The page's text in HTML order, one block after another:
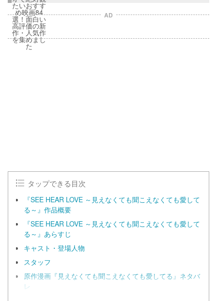
AD
タップできる目次
『SEE HEAR LOVE ～見えなくても聞こえなくても愛して
る～』作品概要
『SEE HEAR LOVE ～見えなくても聞こえなくても愛して
る～』あらすじ
キャスト・登場人物
スタッフ
原作漫画『見えなくても聞こえなくても愛してる』ネタバ
レ